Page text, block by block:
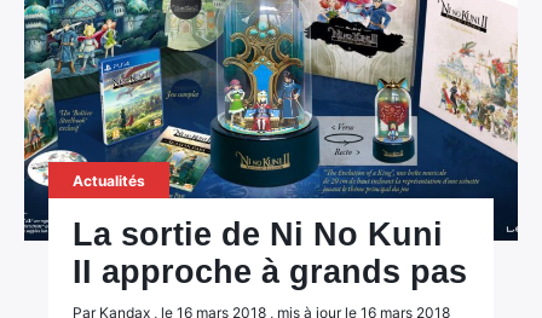
Actualités
La sortie de Ni No Kuni
II approche à grands pas
Par Kandax , le 16 mars 2018 , mis à jour le 16 mars 2018